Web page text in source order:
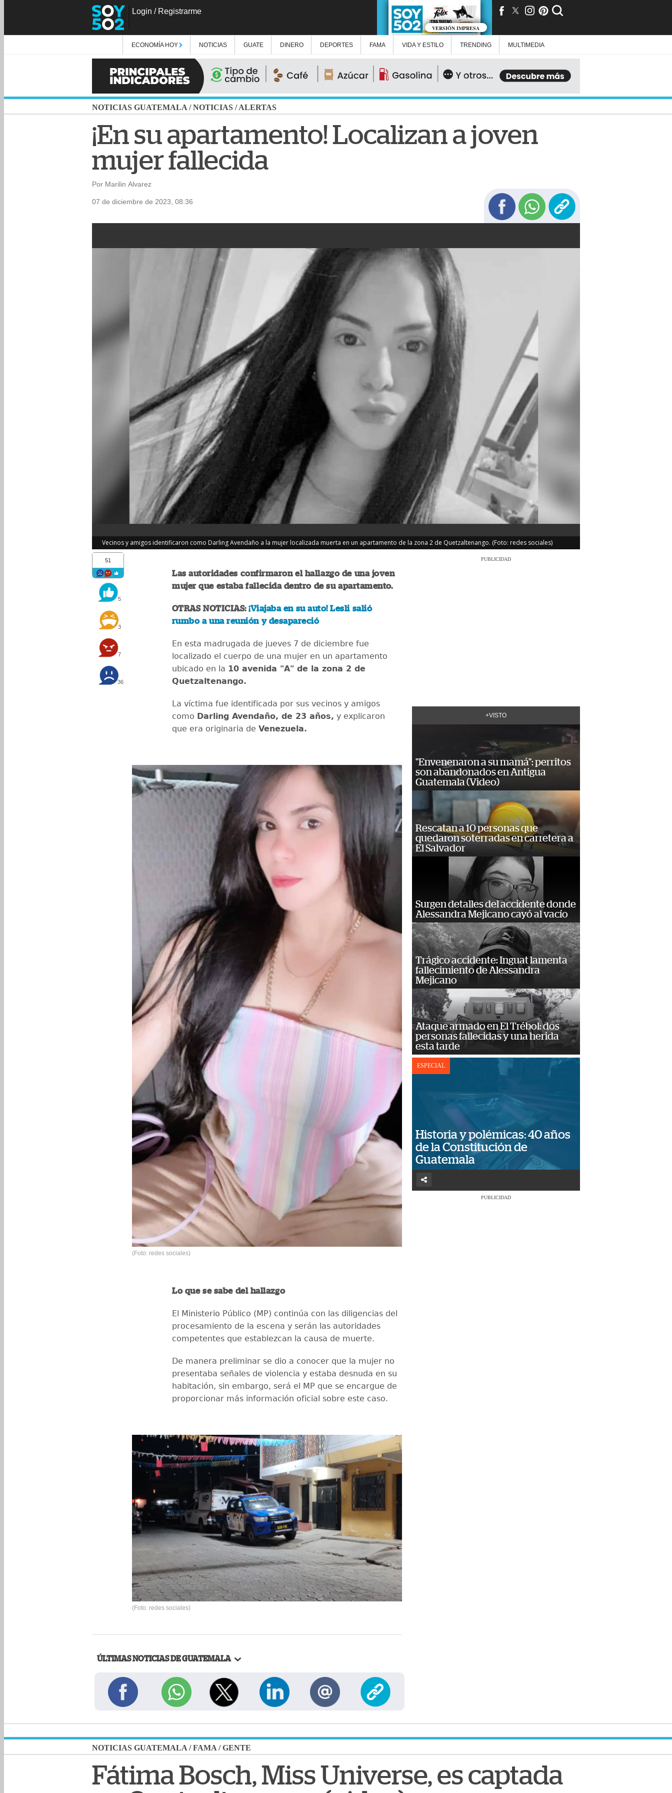
Login / Registrarme
VERSIÓN IMPRESA
ECONOMÍA HOY NOTICIAS GUATE DINERO DEPORTES FAMA VIDA Y ESTILO TRENDING MULTIMEDIA
NOTICIAS GUATEMALA /NOTICIAS /ALERTAS
¡En su apartamento! Localizan a joven
mujer fallecida
Por Marilin Alvarez
07 de diciembre de 2023, 08:36
Vecinos y amigos identificaron como Darling Avendaño a la mujer localizada muerta en un apartamento de la zona 2 de Quetzaltenango. (Foto: redes sociales)
51
5
3
7
36
Las autoridades confirmaron el hallazgo de una joven
mujer que estaba fallecida dentro de su apartamento.
OTRAS NOTICIAS:¡Viajaba en su auto! Lesli salió
rumbo a una reunión y desapareció
En esta madrugada de jueves 7 de diciembre fue
localizado el cuerpo de una mujer en un apartamento
ubicado en la 10 avenida "A" de la zona 2 de
Quetzaltenango.
La víctima fue identificada por sus vecinos y amigos
como Darling Avendaño, de 23 años, y explicaron
que era originaria de Venezuela.
(Foto: redes sociales)
Lo que se sabe del hallazgo
El Ministerio Público (MP) continúa con las diligencias del
procesamiento de la escena y serán las autoridades
competentes que establezcan la causa de muerte.
De manera preliminar se dio a conocer que la mujer no
presentaba señales de violencia y estaba desnuda en su
habitación, sin embargo, será el MP que se encargue de
proporcionar más información oficial sobre este caso.
(Foto: redes sociales)
ÚLTIMAS NOTICIAS DE GUATEMALA
PUBLICIDAD
+VISTO
"Envenenaron a su mamá": perritos
son abandonados en Antigua
Guatemala (Video)
Rescatan a 10 personas que
quedaron soterradas en carretera a
El Salvador
Surgen detalles del accidente donde
Alessandra Mejicano cayó al vacío
Trágico accidente: Inguat lamenta
fallecimiento de Alessandra
Mejicano
Ataque armado en El Trébol: dos
personas fallecidas y una herida
esta tarde
ESPECIAL
Historia y polémicas: 40 años
de la Constitución de
Guatemala
PUBLICIDAD
NOTICIAS GUATEMALA /FAMA /GENTE
Fátima Bosch, Miss Universe, es captada